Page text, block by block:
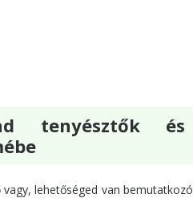
tenyésztők és
lehetőséged van bemutatkozó